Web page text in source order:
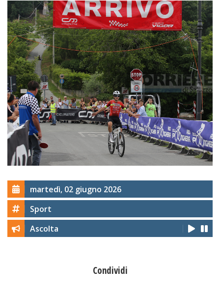
martedì, 02 giugno 2026
Sport
Ascolta
Condividi